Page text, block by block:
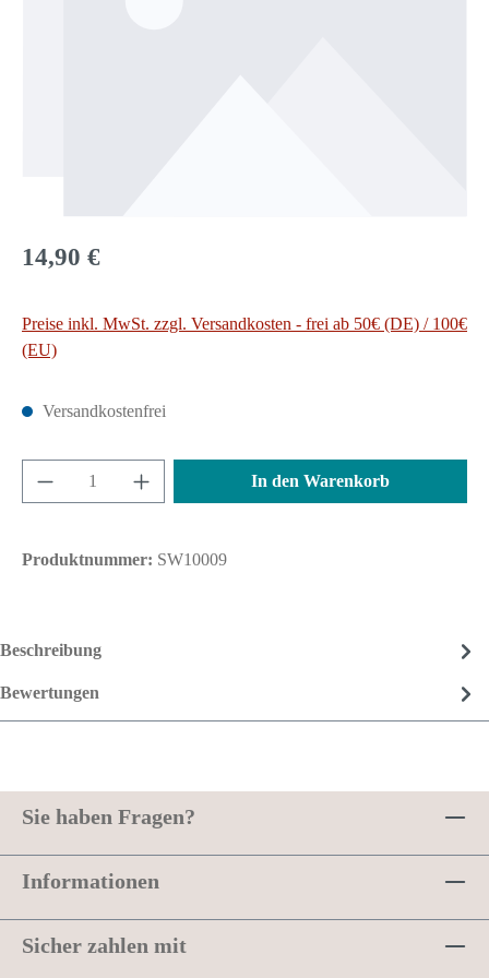
Regulärer Preis:
14,90 €
Preise inkl. MwSt. zzgl. Versandkosten - frei ab 50€ (DE) / 100€
(EU)
Versandkostenfrei
Produkt Anzahl: Gib den gewünschten Wert
In den Warenkorb
Produktnummer: SW10009
Beschreibung
Bewertungen
Sie haben Fragen?
Informationen
Sicher zahlen mit